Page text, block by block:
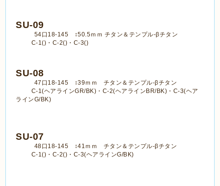
SU-09
54口18-145 ↕50.5ｍｍ チタン＆テンプル-βチタン
C-1()・C-2()・C-3()
SU-08
47口18-145 ↕39ｍｍ チタン＆テンプル-βチタン
C-1(ヘアラインGR/BK)・C-2(ヘアラインBR/BK)・C-3(ヘア
ラインG/BK)
SU-07
48口18-145 ↕41ｍｍ チタン＆テンプル-βチタン
C-1()・C-2()・C-3(ヘアラインG/BK)